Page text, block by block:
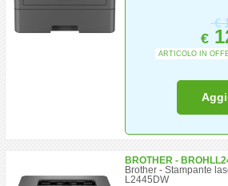
€
€
ARTICOLO IN
BROTHER -
Brother - Stampante
L2445DW